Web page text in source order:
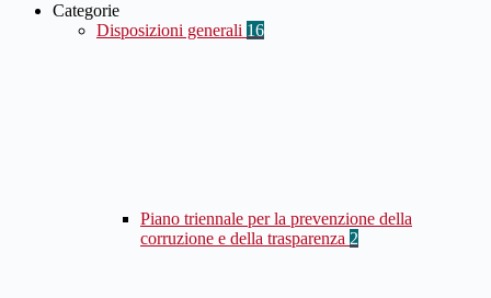
Categorie
Disposizioni generali 16
Piano triennale per la prevenzione della
corruzione e della trasparenza 2